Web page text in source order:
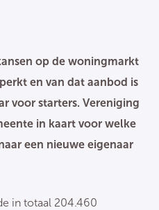
op de woningmarkt
en van dat aanbod is
voor starters. Vereniging
in kaart voor welke
een nieuwe eigenaar
in totaal 204.460